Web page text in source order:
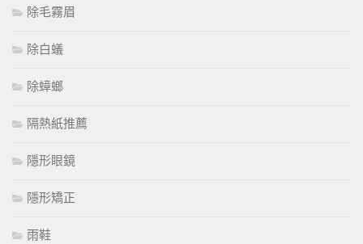
除毛霧眉
除白蟻
除蟑螂
隔熱紙推薦
隱形眼鏡
隱形矯正
雨鞋